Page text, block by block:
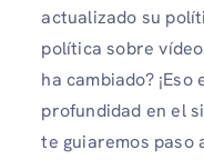
actualizado su
política sobre
ha cambiado?
profundidad en el
te guiaremos paso